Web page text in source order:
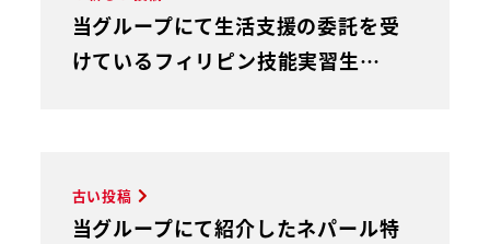
古い投稿
当グループにて紹介したネパール特
当グループにて生活支援の委託を受
けているフィリピン技能実習生…